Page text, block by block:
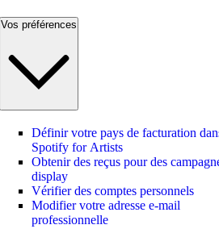
Vos préférences
Définir votre pays de facturation
Spotify for Artists
Obtenir des reçus pour des
display
Vérifier des comptes personnels
Modifier votre adresse e-mail
professionnelle